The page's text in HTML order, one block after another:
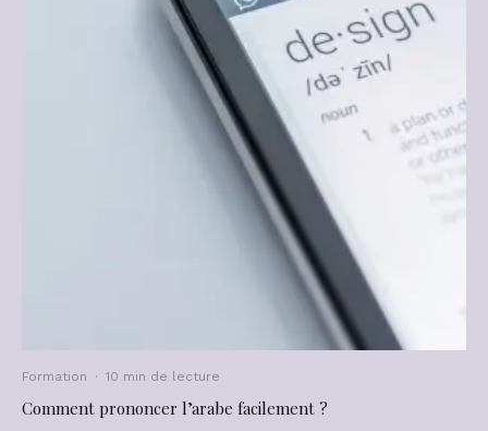
Formation · 10 min de lecture
Comment prononcer l’arabe facilement ?